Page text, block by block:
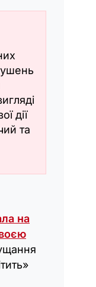
дії
та
нa